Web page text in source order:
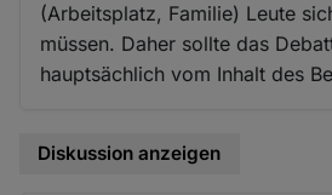
(Arbeitsplatz, Familie) Leute
müssen. Daher sollte das
hauptsächlich vom Inhalt des
Diskussion anzeigen